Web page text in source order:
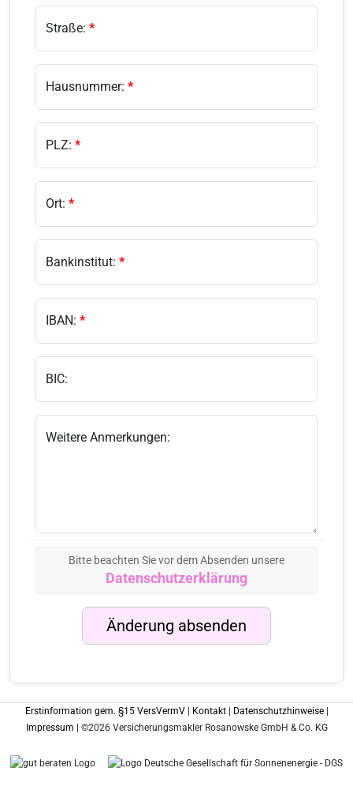
Straße: *
Hausnummer: *
PLZ: *
Ort: *
Bankinstitut: *
IBAN: *
BIC:
Weitere Anmerkungen:
Bitte beachten Sie vor dem Absenden unsere
Datenschutzerklärung
Änderung absenden
Erstinformation gem. §15 VersVermV| Kontakt| Datenschutzhinweise|
Impressum | ©2026 Versicherungsmakler Rosanowske GmbH & Co. KG